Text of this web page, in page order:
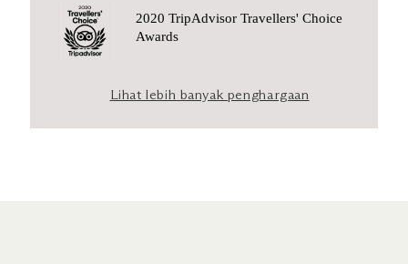
2020 TripAdvisor Travellers' Choice
Awards
Lihat lebih banyak penghargaan